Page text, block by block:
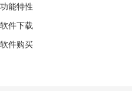
功能特性
软件下载
软件购买